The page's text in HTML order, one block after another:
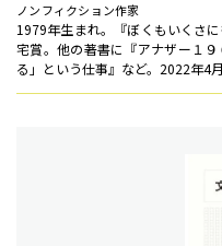
ノンフィクション作家
1979年生まれ。『ぼくもいくさ
宅賞。他の著書に『アナザー１
る」という仕事』など。2022年4